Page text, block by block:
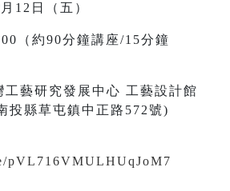
12日（五）
（約90分鐘講座/15分鐘
藝研究發展中心 工藝設計館
投縣草屯鎮中正路572號)
pVL716VMULHUqJoM7